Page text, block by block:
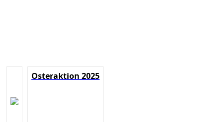
Osteraktion 2025